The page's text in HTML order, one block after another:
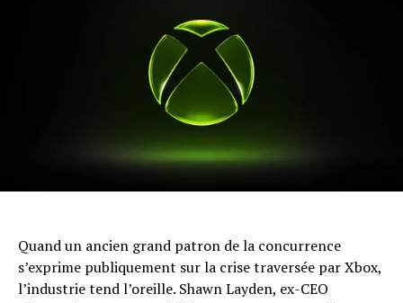
Quand un ancien grand patron de la concurrence
s’exprime publiquement sur la crise traversée par Xbox,
l’industrie tend l’oreille. Shawn Layden, ex-CEO